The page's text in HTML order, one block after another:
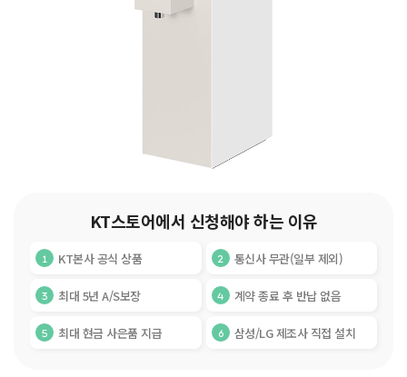
KT스토어에서 신청해야 하는 이유
KT본사 공식 상품 통신사 무관(일부 제외)
최대 5년 A/S보장 계약 종료 후 반납 없음
최대 현금 사은품 지급 삼성/LG 제조사 직접 설치